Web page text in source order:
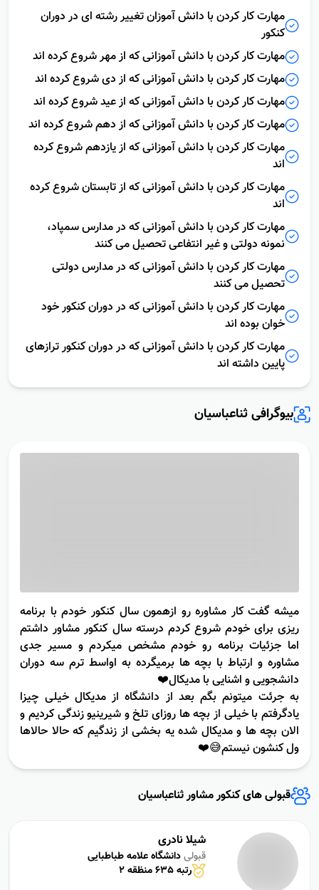
استفاده می کنند
مهارت کار کردن با دانش آموزان تغییر رشته ای در دوران
کنکور
مهارت کار کردن با دانش آموزانی که از مهر شروع کرده اند
مهارت کار کردن با دانش آموزانی که از دی شروع کرده اند
مهارت کار کردن با دانش آموزانی که از عید شروع کرده اند
مهارت کار کردن با دانش آموزانی که از دهم شروع کرده اند
مهارت کار کردن با دانش آموزانی که از یازدهم شروع کرده
اند
مهارت کار کردن با دانش آموزانی که از تابستان شروع کرده
اند
مهارت کار کردن با دانش آموزانی که در مدارس سمپاد،
نمونه دولتی و غیر انتفاعی تحصیل می کنند
مهارت کار کردن با دانش آموزانی که در مدارس دولتی
تحصیل می کنند
مهارت کار کردن با دانش آموزانی که در دوران کنکور خود
خوان بوده اند
مهارت کار کردن با دانش آموزانی که در دوران کنکور ترازهای
میشه گفت کار مشاوره رو ازهمون سال کنکور خودم با برنامه
ریزی برای خودم شروع کردم درسته سال کنکور مشاور داشتم
اما جزئیات برنامه رو خودم مشخص میکردم و مسیر جدی
مشاوره و ارتباط با بچه ها برمیگرده به اواسط ترم سه دوران
دانشجویی و اشنایی با مدیکال❤️
به جرئت میتونم بگم بعد از دانشگاه از مدیکال خیلی چیزا
یادگرفتم با خیلی از بچه ها روزای تلخ و شیرینیو زندگی کردیم و
الان بچه ها و مدیکال شده یه بخشی از زندگیم که حالا حالاها
ول کنشون نیستم😅❤️
قبولى هاى کنکور مشاور ثناعباسیان
شیلا نادری